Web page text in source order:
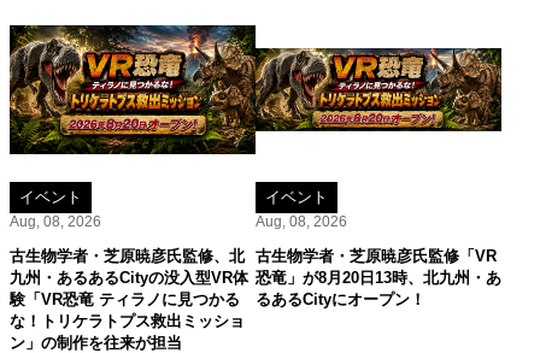
イベント
Aug, 08, 2026
古生物学者・芝原暁彦氏監修、北
九州・あるあるCityの没入型VR体
験「VR恐竜 ティラノに見つかる
な！トリケラトプス救出ミッショ
ン」の制作を往来が担当
イベント
Aug, 08, 2026
古生物学者・芝原暁彦氏監修「VR
恐竜」が8月20日13時、北九州・あ
るあるCityにオープン！